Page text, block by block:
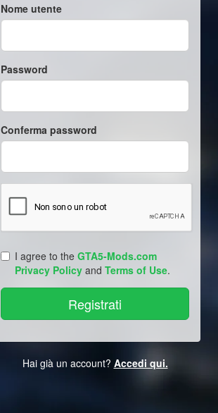
Nome utente
Password
Conferma password
I agree to the GTA5-Mods.com
Privacy Policy and Terms of Use.
Hai già un account? Accedi qui.